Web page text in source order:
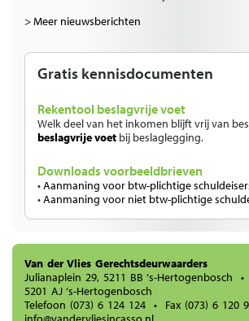
> Meer nieuwsberichten
Gratis kennisdocumenten
Rekentool beslagvrije voet
Welk deel van het inkomen blijft vrij van
beslagvrije voet bij beslaglegging.
Downloads voorbeeldbrieven
•Aanmaning voor btw-plichtige
•Aanmaning voor niet btw-plichtige
Van der Vlies Gerechtsdeurwaarders
Julianaplein 29, 5211 BB ‘s-Hertogenbosch
5201 AJ ‘s-Hertogenbosch
Telefoon (073) 6 124 124 • Fax (073) 6 120